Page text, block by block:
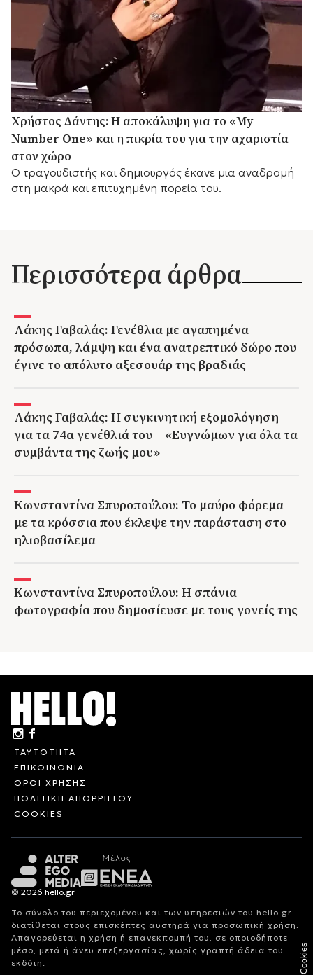
Χρήστος Δάντης: Η αποκάλυψη για το «My
Number One» και η πικρία του για την αχαριστία
στον χώρο
Ο τραγουδιστής και δημιουργός έκανε μια αναδρομή
στη μακρά και επιτυχημένη πορεία του.
Περισσότερα άρθρα
Λάκης Γαβαλάς: Γενέθλια με αγαπημένα
πρόσωπα, λάμψη και ένα ανατρεπτικό δώρο που
έγινε το απόλυτο αξεσουάρ της βραδιάς
Λάκης Γαβαλάς: Η συγκινητική εξομολόγηση
για τα 74α γενέθλιά του – «Ευγνώμων για όλα τα
συμβάντα της ζωής μου»
Κωνσταντίνα Σπυροπούλου: Το μαύρο φόρεμα
με τα κρόσσια που έκλεψε την παράσταση στο
ηλιοβασίλεμα
Κωνσταντίνα Σπυροπούλου: Η σπάνια
φωτογραφία που δημοσίευσε με τους γονείς της
ΤΑΥΤΟΤΗΤΑ
ΕΠΙΚΟΙΝΩΝΙΑ
ΟΡΟΙ ΧΡΗΣΗΣ
ΠΟΛΙΤΙΚΗ ΑΠΟΡΡΗΤΟΥ
COOKIES
© 2026 hello.gr
Το σύνολο του περιεχομένου και των υπηρεσιών του hello.gr
διατίθεται στους επισκέπτες αυστηρά για προσωπική χρήση.
Απαγορεύεται η χρήση ή επανεκπομπή του, σε οποιοδήποτε
μέσο, μετά ή άνευ επεξεργασίας, χωρίς γραπτή άδεια του
εκδότη.
Cookies